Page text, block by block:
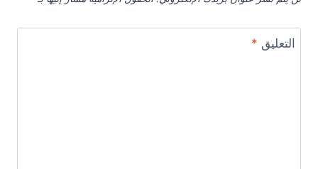
التعليق *